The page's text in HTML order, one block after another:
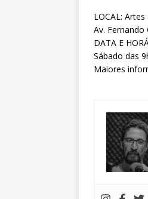
LOCAL:
Av. Fernando
DATA E
Sábado das
Maiores